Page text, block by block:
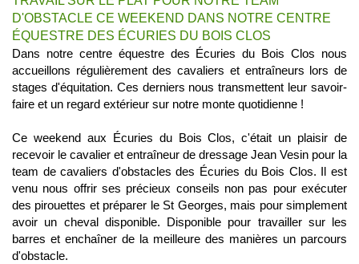
D'OBSTACLE CE WEEKEND DANS NOTRE CENTRE
ÉQUESTRE DES ÉCURIES DU BOIS CLOS
Dans notre centre équestre des Écuries du Bois Clos nous
accueillons régulièrement des cavaliers et entraîneurs lors de
stages d'équitation. Ces derniers nous transmettent leur savoir-
faire et un regard extérieur sur notre monte quotidienne !
Ce weekend aux Écuries du Bois Clos, c'était un plaisir de
recevoir le cavalier et entraîneur de dressage Jean Vesin pour la
team de cavaliers d'obstacles des Écuries du Bois Clos. Il est
venu nous offrir ses précieux conseils non pas pour exécuter
des pirouettes et préparer le St Georges, mais pour simplement
avoir un cheval disponible. Disponible pour travailler sur les
barres et enchaîner de la meilleure des manières un parcours
d'obstacle.